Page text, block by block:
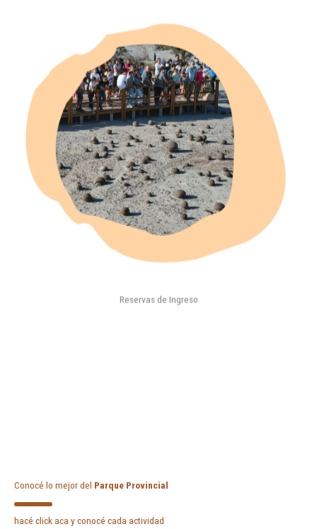
Conocé lo mejor del Parque Provincial
hacé click aca y conocé cada actividad
Reservas de Ingreso